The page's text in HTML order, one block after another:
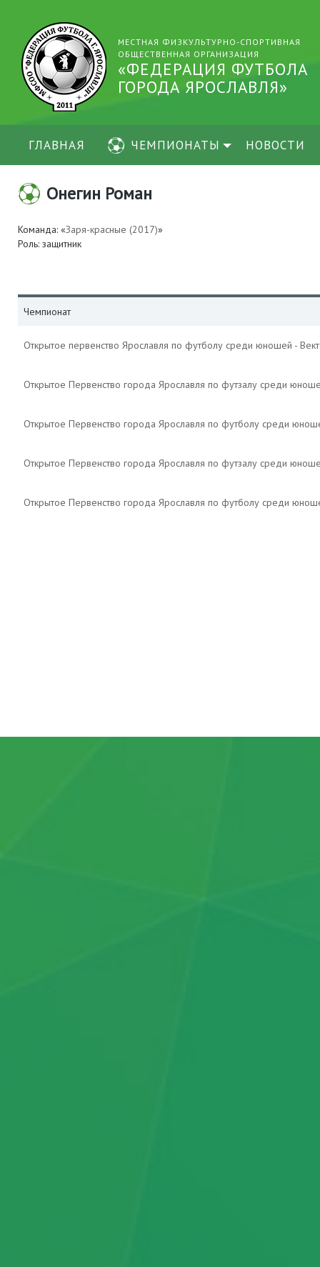
МЕСТНАЯ ФИЗКУЛЬТУРНО-СПОРТИВНАЯ
ОБЩЕСТВЕННАЯ ОРГАНИЗАЦИЯ
«ФЕДЕРАЦИЯ ФУТБОЛА
ГОРОДА ЯРОСЛАВЛЯ»
ГЛАВНАЯ ЧЕМПИОНАТЫ НОВОСТИ
Онегин Роман
Команда: «Заря-красные (2017)»
Роль: защитник
Чемпионат
Открытое первенство Ярославля по футболу среди юношей -
Открытое Первенство города Ярославля по футзалу среди
Открытое Первенство города Ярославля по футболу среди
Открытое Первенство города Ярославля по футзалу среди
Открытое Первенство города Ярославля по футболу среди